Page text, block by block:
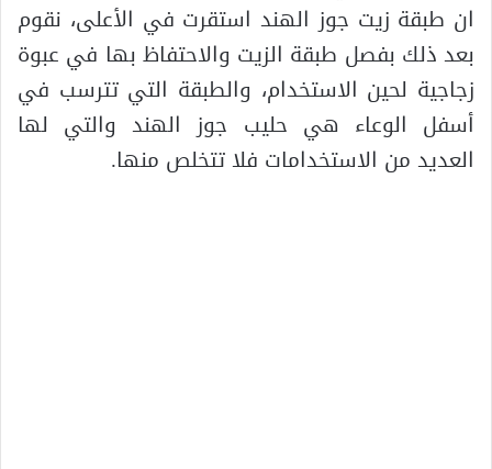
ان طبقة زيت جوز الهند استقرت في الأعلى، نقوم
بعد ذلك بفصل طبقة الزيت والاحتفاظ بها في عبوة
زجاجية لحين الاستخدام، والطبقة التي تترسب في
أسفل الوعاء هي حليب جوز الهند والتي لها
العديد من الاستخدامات فلا تتخلص منها.